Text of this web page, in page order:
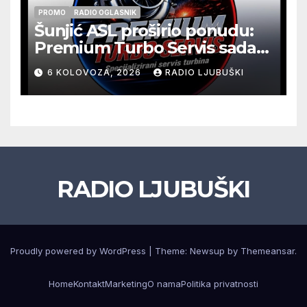
PROMO RADIO OGLASNIK
Šunjić ASL proširio ponudu:
Premium Turbo Servis sada
na jednoj adresi u Ljubuškom
6 KOLOVOZA, 2026 RADIO LJUBUŠKI
RADIO LJUBUŠKI
Proudly powered by WordPress Theme: Newsup by Themeansar.
HomeKontaktMarketingO namaPolitika privatnosti